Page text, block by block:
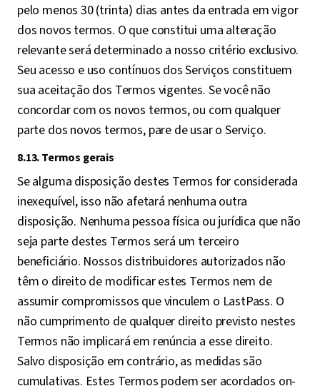
pelo menos 30 (trinta) dias antes da entrada em vigor
dos novos termos. O que constitui uma alteração
relevante será determinado a nosso critério exclusivo.
Seu acesso e uso contínuos dos Serviços constituem
sua aceitação dos Termos vigentes. Se você não
concordar com os novos termos, ou com qualquer
parte dos novos termos, pare de usar o Serviço.
8.13. Termos gerais
Se alguma disposição destes Termos for considerada
inexequível, isso não afetará nenhuma outra
disposição. Nenhuma pessoa física ou jurídica que não
seja parte destes Termos será um terceiro
beneficiário. Nossos distribuidores autorizados não
têm o direito de modificar estes Termos nem de
assumir compromissos que vinculem o LastPass. O
não cumprimento de qualquer direito previsto nestes
Termos não implicará em renúncia a esse direito.
Salvo disposição em contrário, as medidas são
cumulativas. Estes Termos podem ser acordados on-